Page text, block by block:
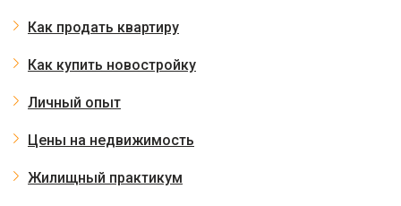
Как продать квартиру
Как купить новостройку
Личный опыт
Цены на недвижимость
Жилищный практикум